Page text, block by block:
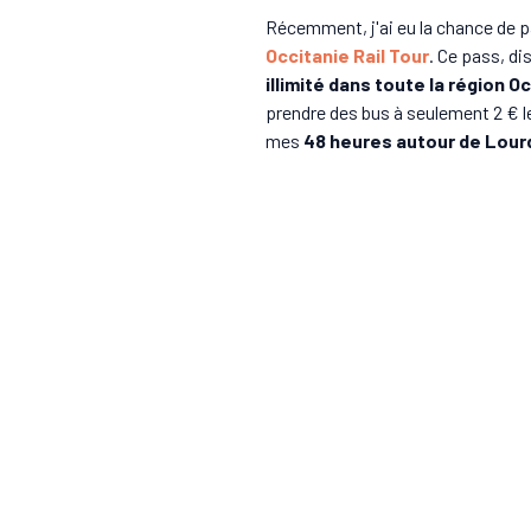
Récemment, j'ai eu la chance de
Occitanie Rail Tour. Ce pass,
illimité dans toute la région
prendre des bus à seulement 2 €
mes 48 heures autour de